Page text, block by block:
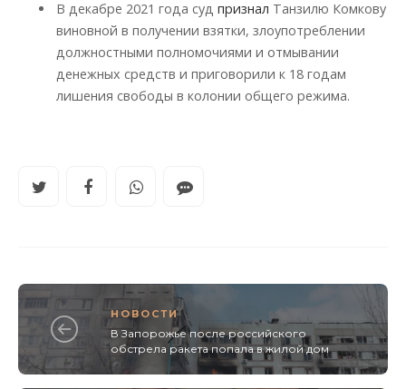
В декабре 2021 года суд признал Танзилю Комкову
виновной в получении взятки, злоупотреблении
должностными полномочиями и отмывании
денежных средств и приговорили к 18 годам
лишения свободы в колонии общего режима.
НОВОСТИ
В Запорожье после российского
обстрела ракета попала в жилой дом